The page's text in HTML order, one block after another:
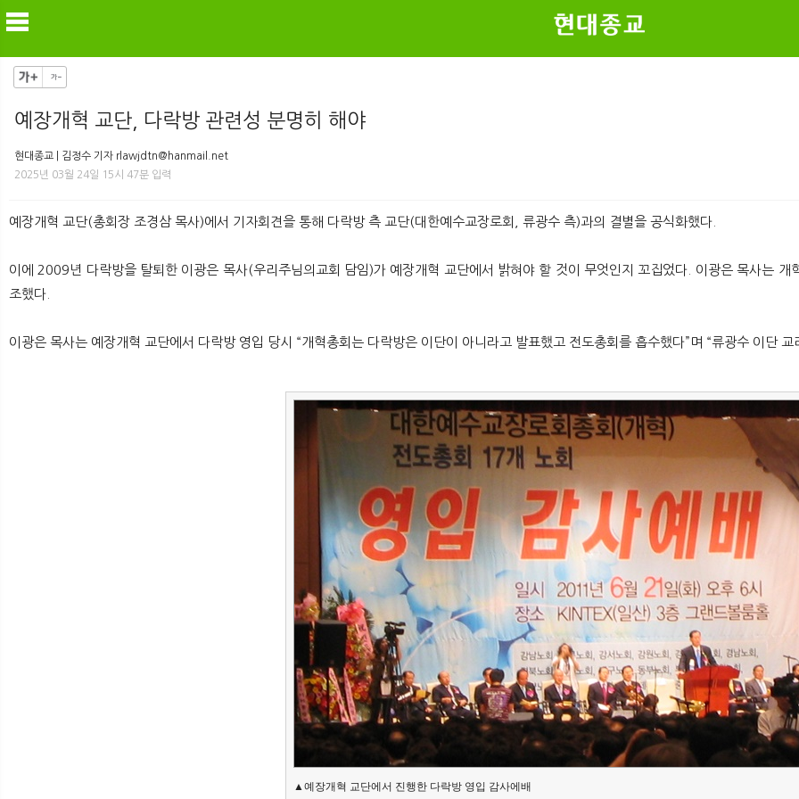
예장개혁 교단, 다락방 관련성 분명히 해야
현대종교 | 김정수 기자 rlawjdtn@hanmail.net
2025년 03월 24일 15시 47분 입력
예장개혁 교단(총회장 조경삼 목사)에서 기자회견을 통해 다락방 측 교단(대한예수교장로회, 류광수 측)과의 결별을 공식화했다.
이에 2009년 다락방을 탈퇴한 이광은 목사(우리주님의교회 담임)가 예장개혁 교단에서 밝혀야 할 것이 무엇인지 꼬집었다. 이광은 목사는
조했다.
이광은 목사는 예장개혁 교단에서 다락방 영입 당시 “개혁총회는 다락방은 이단이 아니라고 발표했고 전도총회를 흡수했다”며 “류광수 이단
▲예장개혁 교단에서 진행한 다락방 영입 감사에배